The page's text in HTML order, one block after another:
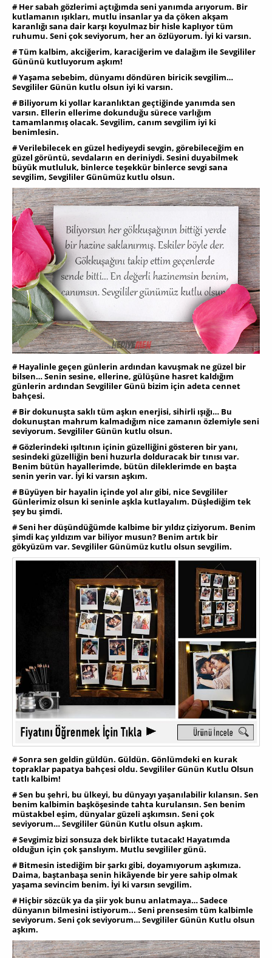
# Her sabah gözlerimi açtığımda seni yanımda arıyorum. Bir
kutlamanın ışıkları, mutlu insanlar ya da çöken akşam
karanlığı sana dair karşı koyulmaz bir hisle kaplıyor tüm
ruhumu. Seni çok seviyorum, her an özlüyorum. İyi ki varsın.
# Tüm kalbim, akciğerim, karaciğerim ve dalağım ile Sevgililer
Gününü kutluyorum aşkım!
# Yaşama sebebim, dünyamı döndüren biricik sevgilim…
Sevgililer Günün kutlu olsun iyi ki varsın.
# Biliyorum ki yollar karanlıktan geçtiğinde yanımda sen
varsın. Ellerin ellerime dokunduğu sürece varlığım
tamamlanmış olacak. Sevgilim, canım sevgilim iyi ki
benimlesin.
# Verilebilecek en güzel hediyeydi sevgin, görebileceğim en
güzel görüntü, sevdaların en deriniydi. Sesini duyabilmek
büyük mutluluk, binlerce teşekkür binlerce sevgi sana
sevgilim, Sevgililer Günümüz kutlu olsun.
# Hayalinle geçen günlerin ardından kavuşmak ne güzel bir
bilsen… Senin sesine, ellerine, gülüşüne hasret kaldığım
günlerin ardından Sevgililer Günü bizim için adeta cennet
bahçesi.
# Bir dokunuşta saklı tüm aşkın enerjisi, sihirli ışığı… Bu
dokunuştan mahrum kalmadığım nice zamanın özlemiyle seni
seviyorum. Sevgililer Günün kutlu olsun.
# Gözlerindeki ışıltının içinin güzelliğini gösteren bir yanı,
sesindeki güzelliğin beni huzurla dolduracak bir tınısı var.
Benim bütün hayallerimde, bütün dileklerimde en başta
senin yerin var. İyi ki varsın aşkım.
# Büyüyen bir hayalin içinde yol alır gibi, nice Sevgililer
Günlerimiz olsun ki seninle aşkla kutlayalım. Düşlediğim tek
şey bu şimdi.
# Seni her düşündüğümde kalbime bir yıldız çiziyorum. Benim
şimdi kaç yıldızım var biliyor musun? Benim artık bir
gökyüzüm var. Sevgililer Günümüz kutlu olsun sevgilim.
# Sonra sen geldin güldün. Güldün. Gönlümdeki en kurak
topraklar papatya bahçesi oldu. Sevgililer Günün Kutlu Olsun
tatlı kalbim!
# Sen bu şehri, bu ülkeyi, bu dünyayı yaşanılabilir kılansın. Sen
benim kalbimin başköşesinde tahta kurulansın. Sen benim
müstakbel eşim, dünyalar güzeli aşkımsın. Seni çok
seviyorum… Sevgililer Günün Kutlu olsun aşkım.
# Sevgimiz bizi sonsuza dek birlikte tutacak! Hayatımda
olduğun için çok şanslıyım. Mutlu sevgililer günü.
# Bitmesin istediğim bir şarkı gibi, doyamıyorum aşkımıza.
Daima, baştanbaşa senin hikâyende bir yere sahip olmak
yaşama sevincim benim. İyi ki varsın sevgilim.
# Hiçbir sözcük ya da şiir yok bunu anlatmaya… Sadece
dünyanın bilmesini istiyorum... Seni prensesim tüm kalbimle
seviyorum. Seni çok seviyorum… Sevgililer Günün Kutlu olsun
aşkım.